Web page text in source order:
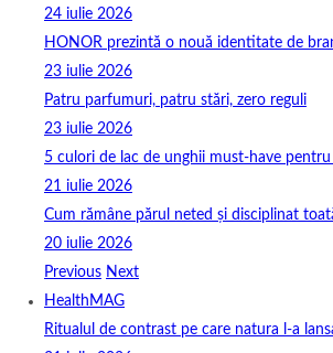
24 iulie 2026
HONOR prezintă o nouă identitate de
23 iulie 2026
Patru parfumuri, patru stări, zero reguli
23 iulie 2026
5 culori de lac de unghii must‑have
21 iulie 2026
Cum rămâne părul neted și disciplinat
20 iulie 2026
Previous Next
HealthMAG
Ritualul de contrast pe care natura l-a